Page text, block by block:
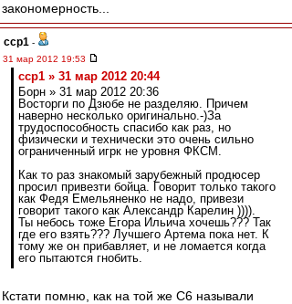
закономерность...
ccp1 -
31 мар 2012 19:53
ccp1 » 31 мар 2012 20:44
Борн » 31 мар 2012 20:36
Восторги по Дзюбе не разделяю. Причем
наверно несколько оригинально.-)За
трудоспособность спасибо как раз, но
физически и технически это очень сильно
ограниченный игрк не уровня ФКСМ.
Как то раз знакомый зарубежный продюсер
просил привезти бойца. Говорит только такого
как Федя Емельяненко не надо, привези
говорит такого как Александр Карелин )))).
Ты небось тоже Егора Ильича хочешь??? Так
где его взять??? Лучшего Артема пока нет. К
тому же он прибавляет, и не ломается когда
его пытаются гнобить.
Кстати помню, как на той же С6 называли